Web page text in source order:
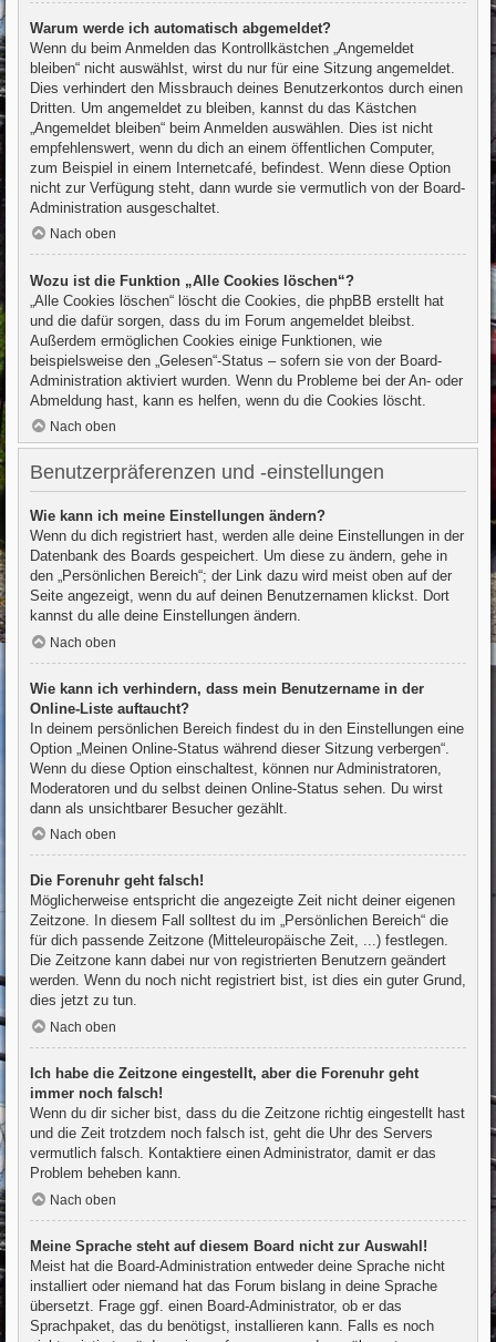
Warum werde ich automatisch abgemeldet?
Wenn du beim Anmelden das Kontrollkästchen „Angemeldet
bleiben“ nicht auswählst, wirst du nur für eine Sitzung angemeldet.
Dies verhindert den Missbrauch deines Benutzerkontos durch einen
Dritten. Um angemeldet zu bleiben, kannst du das Kästchen
„Angemeldet bleiben“ beim Anmelden auswählen. Dies ist nicht
empfehlenswert, wenn du dich an einem öffentlichen Computer,
zum Beispiel in einem Internetcafé, befindest. Wenn diese Option
nicht zur Verfügung steht, dann wurde sie vermutlich von der Board-
Administration ausgeschaltet.
Nach oben
Wozu ist die Funktion „Alle Cookies löschen“?
„Alle Cookies löschen“ löscht die Cookies, die phpBB erstellt hat
und die dafür sorgen, dass du im Forum angemeldet bleibst.
Außerdem ermöglichen Cookies einige Funktionen, wie
beispielsweise den „Gelesen“-Status – sofern sie von der Board-
Administration aktiviert wurden. Wenn du Probleme bei der An- oder
Abmeldung hast, kann es helfen, wenn du die Cookies löscht.
Nach oben
Benutzerpräferenzen und -einstellungen
Wie kann ich meine Einstellungen ändern?
Wenn du dich registriert hast, werden alle deine Einstellungen in der
Datenbank des Boards gespeichert. Um diese zu ändern, gehe in
den „Persönlichen Bereich“; der Link dazu wird meist oben auf der
Seite angezeigt, wenn du auf deinen Benutzernamen klickst. Dort
kannst du alle deine Einstellungen ändern.
Nach oben
Wie kann ich verhindern, dass mein Benutzername in der
Online-Liste auftaucht?
In deinem persönlichen Bereich findest du in den Einstellungen eine
Option „Meinen Online-Status während dieser Sitzung verbergen“.
Wenn du diese Option einschaltest, können nur Administratoren,
Moderatoren und du selbst deinen Online-Status sehen. Du wirst
dann als unsichtbarer Besucher gezählt.
Nach oben
Die Forenuhr geht falsch!
Möglicherweise entspricht die angezeigte Zeit nicht deiner eigenen
Zeitzone. In diesem Fall solltest du im „Persönlichen Bereich“ die
für dich passende Zeitzone (Mitteleuropäische Zeit, ...) festlegen.
Die Zeitzone kann dabei nur von registrierten Benutzern geändert
werden. Wenn du noch nicht registriert bist, ist dies ein guter Grund,
dies jetzt zu tun.
Nach oben
Ich habe die Zeitzone eingestellt, aber die Forenuhr geht
immer noch falsch!
Wenn du dir sicher bist, dass du die Zeitzone richtig eingestellt hast
und die Zeit trotzdem noch falsch ist, geht die Uhr des Servers
vermutlich falsch. Kontaktiere einen Administrator, damit er das
Problem beheben kann.
Nach oben
Meine Sprache steht auf diesem Board nicht zur Auswahl!
Meist hat die Board-Administration entweder deine Sprache nicht
installiert oder niemand hat das Forum bislang in deine Sprache
übersetzt. Frage ggf. einen Board-Administrator, ob er das
Sprachpaket, das du benötigst, installieren kann. Falls es noch